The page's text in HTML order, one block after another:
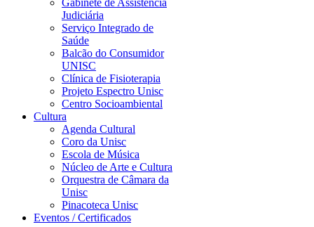
Gabinete de Assistência
Judiciária
Serviço Integrado de
Saúde
Balcão do Consumidor
UNISC
Clínica de Fisioterapia
Projeto Espectro Unisc
Centro Socioambiental
Cultura
Agenda Cultural
Coro da Unisc
Escola de Música
Núcleo de Arte e Cultura
Orquestra de Câmara da
Unisc
Pinacoteca Unisc
Eventos / Certificados